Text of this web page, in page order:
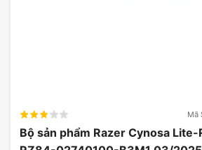
Mã
Bộ sản phẩm Razer Cynosa